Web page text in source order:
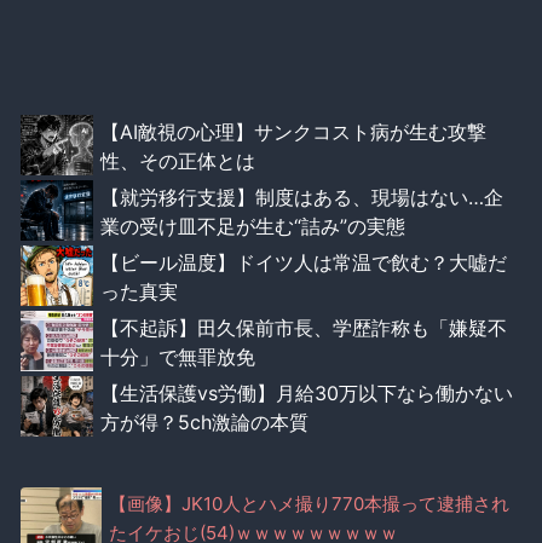
【AI敵視の心理】サンクコスト病が生む攻撃
性、その正体とは
【就労移行支援】制度はある、現場はない…企
業の受け皿不足が生む“詰み”の実態
【ビール温度】ドイツ人は常温で飲む？大嘘だ
った真実
【不起訴】田久保前市長、学歴詐称も「嫌疑不
十分」で無罪放免
【生活保護vs労働】月給30万以下なら働かない
方が得？5ch激論の本質
【画像】JK10人とハメ撮り770本撮って逮捕され
たイケおじ(54)ｗｗｗｗｗｗｗｗｗ